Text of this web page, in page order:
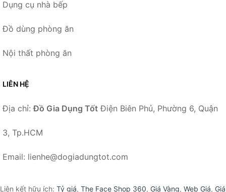
Dụng cụ nhà bếp
Đồ dùng phòng ăn
Nội thất phòng ăn
LIÊN HỆ
Địa chỉ:Đồ Gia Dụng Tốt Điện Biên Phủ, Phường 6, Quận
3, Tp.HCM
Email: lienhe@dogiadungtot.com
Liên kết hữu ích: Tỷ giá, The Face Shop 360, Giá Vàng, Web Giá, Giá